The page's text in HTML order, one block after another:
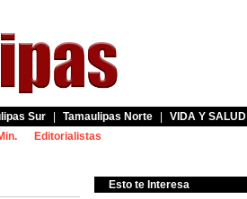
Sur Tamaulipas Norte VIDA Y SALUD
Editorialistas
Esto te Interesa